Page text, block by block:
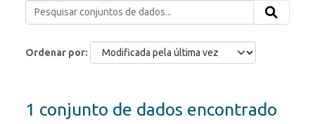
Ordenar por
1 conjunto de dados encontrado